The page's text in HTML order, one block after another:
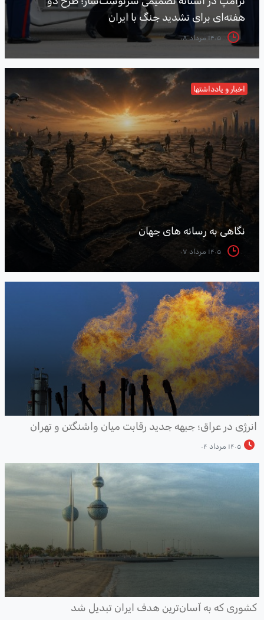
هفته‌ای برای تشدید جنگ با ایران
۱۴۰۵ مرداد ۰۸
نگاهی به رسانه های جهان
۱۴۰۵ مرداد ۰۷
اخبار و یادداشتها
در عراق؛ جبهه جدید رقابت میان واشنگتن و تهران
۱۴۰۵ مرداد ۰۴
که به آسان‌ترین هدف ایران تبدیل شد